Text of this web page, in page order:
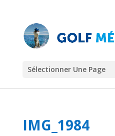
Sélectionner Une Page
IMG_1984